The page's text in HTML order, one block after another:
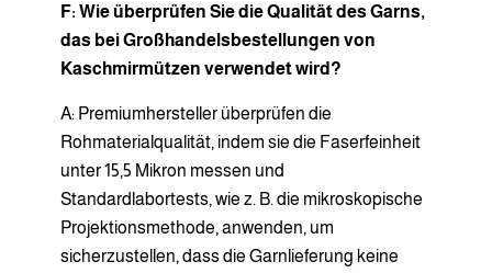
F: Wie überprüfen Sie die Qualität des Garns,
das bei Großhandelsbestellungen von
Kaschmirmützen verwendet wird?
A: Premiumhersteller überprüfen die
Rohmaterialqualität, indem sie die Faserfeinheit
unter 15,5 Mikron messen und
Standardlabortests, wie z. B. die mikroskopische
Projektionsmethode, anwenden, um
sicherzustellen, dass die Garnlieferung keine